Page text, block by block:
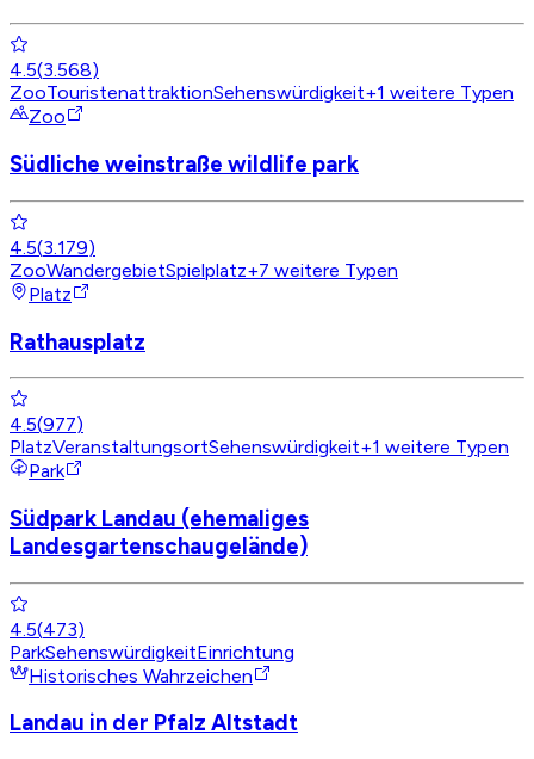
4.5(3.568)
ZooTouristenattraktionSehenswürdigkeit+1 weitere Typen
Zoo
Südliche weinstraße wildlife park
4.5(3.179)
ZooWandergebietSpielplatz+7 weitere Typen
Platz
Rathausplatz
4.5(977)
PlatzVeranstaltungsortSehenswürdigkeit+1 weitere Typen
Park
Südpark Landau (ehemaliges
Landesgartenschaugelände)
4.5(473)
ParkSehenswürdigkeitEinrichtung
Historisches Wahrzeichen
Landau in der Pfalz Altstadt